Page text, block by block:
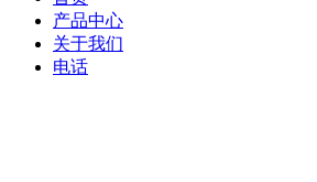
产品中心
关于我们
电话